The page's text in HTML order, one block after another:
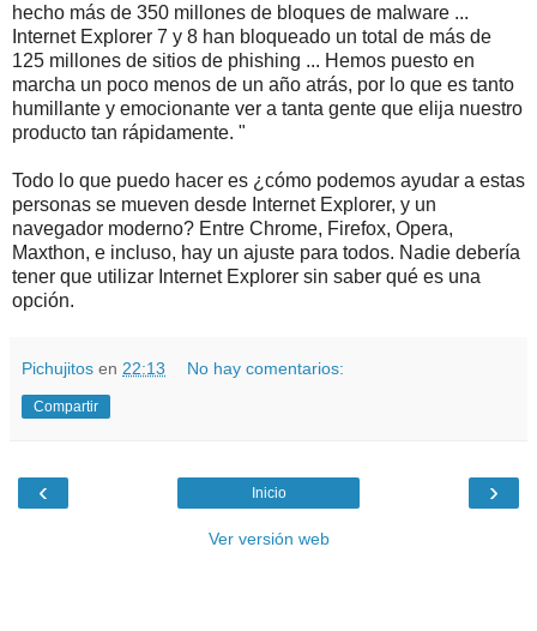
hecho más de 350 millones de bloques de malware ...
Internet Explorer 7 y 8 han bloqueado un total de más de
125 millones de sitios de phishing ... Hemos puesto en
marcha un poco menos de un año atrás, por lo que es tanto
humillante y emocionante ver a tanta gente que elija nuestro
producto tan rápidamente. "
Todo lo que puedo hacer es ¿cómo podemos ayudar a estas
personas se mueven desde Internet Explorer, y un
navegador moderno? Entre Chrome, Firefox, Opera,
Maxthon, e incluso, hay un ajuste para todos. Nadie debería
tener que utilizar Internet Explorer sin saber qué es una
opción.
Pichujitos en 22:13 No hay comentarios:
Compartir
‹ ›
Inicio
Ver versión web